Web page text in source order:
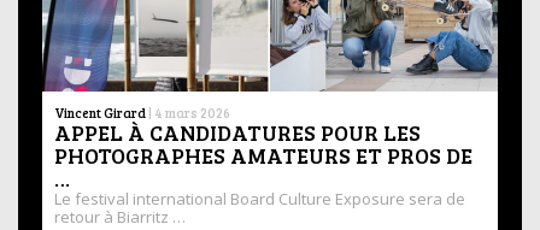
Vincent Girard | 4 mars 2026
APPEL À CANDIDATURES POUR LES
PHOTOGRAPHES AMATEURS ET PROS DE
…
Le festival international Board Culture Exposure sera de
retour à Biarritz …